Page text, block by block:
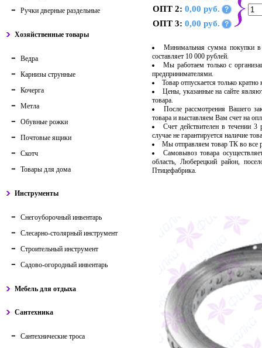
Ручки дверные раздельные
Хозяйственные товары
Ведра
Карнизы струнные
Кочерга
Метла
Обувные рожки
Почтовые ящики
Скотч
Товары для дома
Инструменты
Снегоуборочный инвентарь
Слесарно-столярный инструмент
Строительный инструмент
Садово-огородный инвентарь
Мебель для отдыха
Сантехника
Сантехнические троса
ОПТ 2: 0,00 руб. ?
ОПТ 3: 0,00 руб. ?
Минимальная сумма покупки в
составляет 10 000 рублей.
Мы работаем только с
предпринимателями.
Товар отпускается только
Цены, указанные на сайте
товара.
После рассмотрения Вашего
товара и выставляем Вам счет на
Счет действителен в течении
случае не гарантируется наличие
Мы отправляем товар ТК во
Самовывоз товара
область, Люберецкий район,
Птицефабрика.